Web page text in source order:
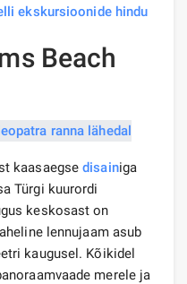
ekskursioonide hindu
Beach
kaasaegsedisainiga
Türgi kuurordi
keskosast on
lennujaam asub
kaugusel. Kõikidel
merele ja